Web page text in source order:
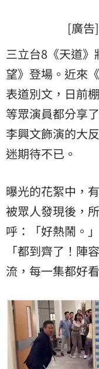
[廣
三立台8《天道
望》登場。近來
表道別文，日前
等眾演員都分享
李興文飾演的大
迷期待不已。
曝光的花絮中，
被眾人發現後，
呼：「好熱鬧。
「都到齊了！陣
流，每一集都好